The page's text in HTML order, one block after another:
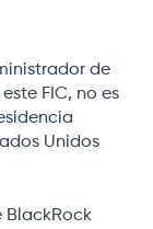
de
FIC, no es
Unidos
BlackRock